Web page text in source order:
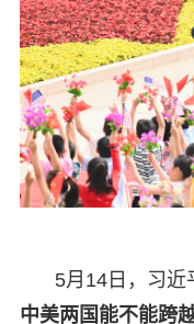
5月14日，习近
中美两国能不能跨